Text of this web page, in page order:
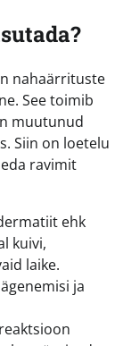
nahaärrituste
See toimib
muutunud
Siin on loetelu
ravimit
ehk
kuivi,
laike.
ja